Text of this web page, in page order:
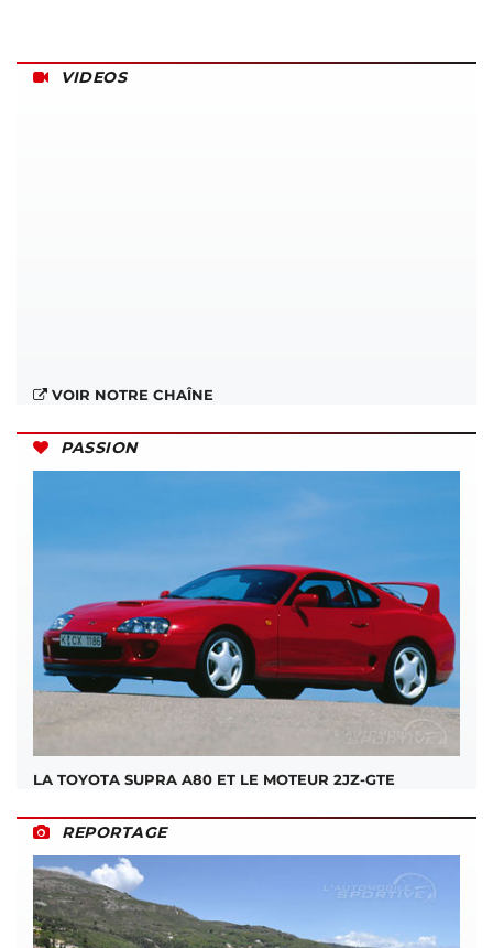
VIDEOS
VOIR NOTRE CHAÎNE
PASSION
LA TOYOTA SUPRA A80 ET LE MOTEUR 2JZ-GTE
REPORTAGE